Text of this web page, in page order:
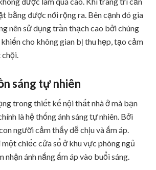
bằng được nới rộng ra. Bên cạnh đó gia
nên sử dụng trần thạch cao bởi chúng
cho không gian bị thu hẹp, tạo cảm
chội.
sáng tự nhiên
trong thiết kế nội thất nhà ở mà bạn
là hệ thống ánh sáng tự nhiên. Bởi
người cảm thấy dễ chịu và ấm áp.
chiếc cửa sổ ở khu vực phòng ngủ
nhận ánh nắng ấm áp vào buổi sáng.